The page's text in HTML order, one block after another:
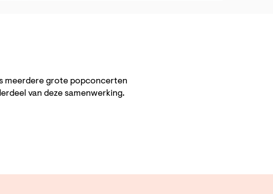
meerdere grote popconcerten
van deze samenwerking.